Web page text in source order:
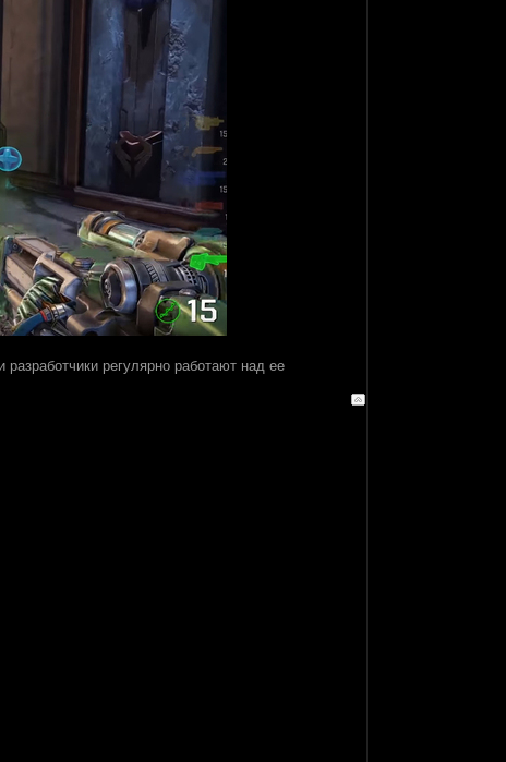
регулярно работают над ее